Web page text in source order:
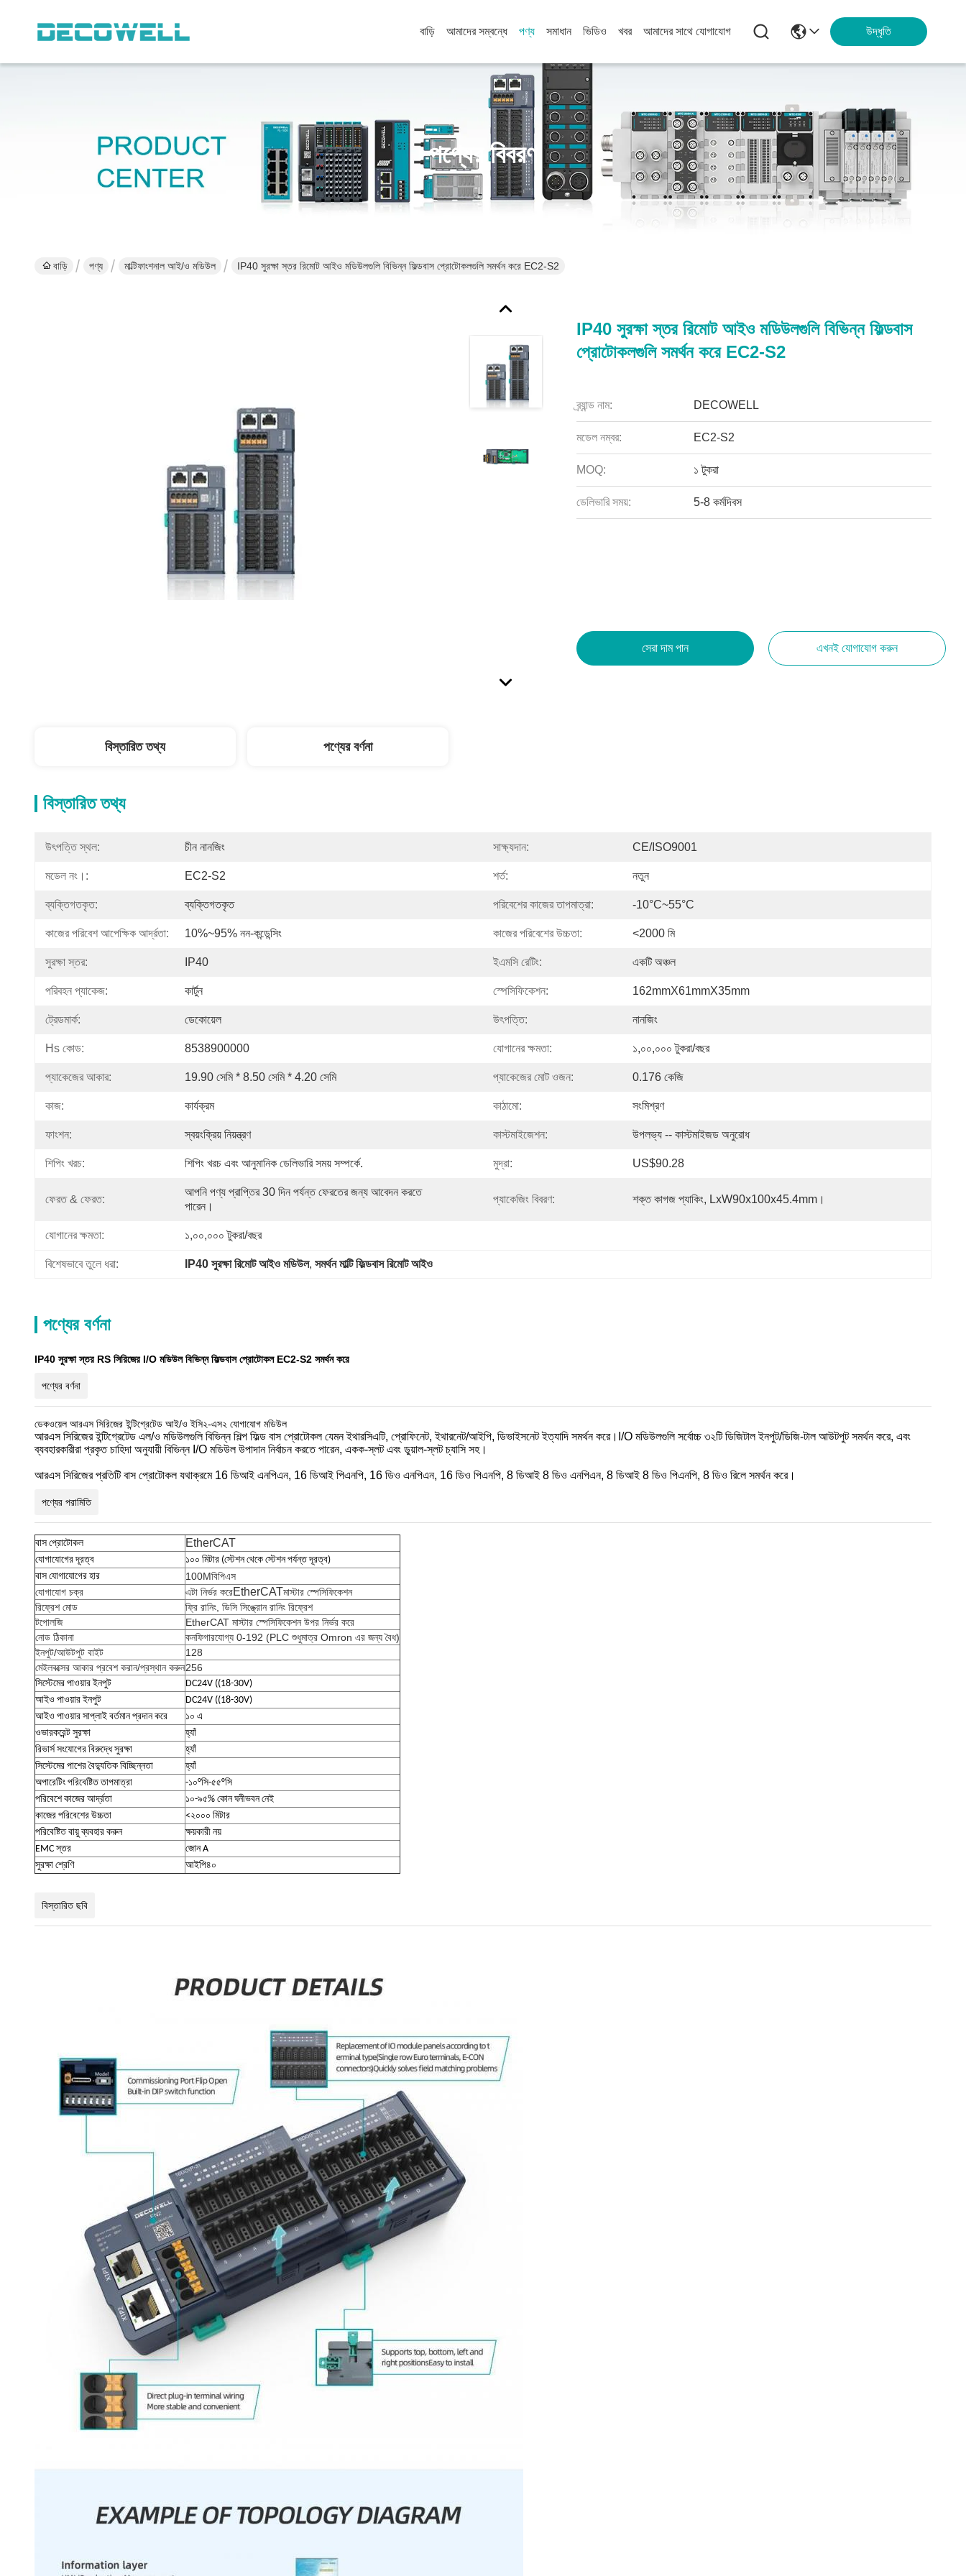
বাড়ি আমাদের সম্বন্ধে পণ্য সমাধান ভিডিও খবর আমাদের সাথে যোগাযোগ উদ্ধৃতি
পণ্যের বিবরণ
বাড়ি পণ্য মাল্টিফাংশনাল আই/ও মডিউল IP40 সুরক্ষা স্তর রিমোট আইও মডিউলগুলি বিভিন্ন ফিল্ডবাস প্রোটোকলগুলি সমর্থন করে EC2-S2
IP40 সুরক্ষা স্তর রিমোট আইও মডিউলগুলি বিভিন্ন ফিল্ডবাস
প্রোটোকলগুলি সমর্থন করে EC2-S2
ব্র্যান্ড নাম: DECOWELL
মডেল নম্বর: EC2-S2
MOQ: ১ টুকরা
ডেলিভারি সময়: 5-8 কর্মদিবস
সেরা দাম পান এখনই যোগাযোগ করুন
বিস্তারিত তথ্য পণ্যের বর্ণনা
বিস্তারিত তথ্য
উৎপত্তি স্থল: চীন নানজিং সাক্ষ্যদান: CE/ISO9001
মডেল নং।: EC2-S2 শর্ত: নতুন
ব্যক্তিগতকৃত: ব্যক্তিগতকৃত পরিবেশের কাজের তাপমাত্রা: -10°C~55°C
কাজের পরিবেশ আপেক্ষিক আর্দ্রতা: 10%~95% নন-কন্ডেন্সিং কাজের পরিবেশের উচ্চতা: <2000 মি
সুরক্ষা স্তর: IP40 ইএমসি রেটিং: একটি অঞ্চল
পরিবহন প্যাকেজ: কার্টুন স্পেসিফিকেশন: 162mmX61mmX35mm
ট্রেডমার্ক: ডেকোয়েল উৎপত্তি: নানজিং
Hs কোড: 8538900000 যোগানের ক্ষমতা: ১,০০,০০০ টুকরা/বছর
প্যাকেজের আকার: 19.90 সেমি * 8.50 সেমি * 4.20 সেমি প্যাকেজের মোট ওজন: 0.176 কেজি
কাজ: কার্যক্রম কাঠামো: সংমিশ্রণ
ফাংশন: স্বয়ংক্রিয় নিয়ন্ত্রণ কাস্টমাইজেশন: উপলভ্য -- কাস্টমাইজড অনুরোধ
শিপিং খরচ: শিপিং খরচ এবং আনুমানিক ডেলিভারি সময় সম্পর্কে. মুদ্রা: US$90.28
ফেরত & ফেরত:
আপনি পণ্য প্রাপ্তির 30 দিন পর্যন্ত ফেরতের জন্য আবেদন করতে
পারেন।
প্যাকেজিং বিবরণ: শক্ত কাগজ প্যাকিং, LxW90x100x45.4mm।
যোগানের ক্ষমতা: ১,০০,০০০ টুকরা/বছর
বিশেষভাবে তুলে ধরা: IP40 সুরক্ষা রিমোট আইও মডিউল, সমর্থন মাল্টি ফিল্ডবাস রিমোট আইও
পণ্যের বর্ণনা
IP40 সুরক্ষা স্তর RS সিরিজের I/O মডিউল বিভিন্ন ফিল্ডবাস প্রোটোকল EC2-S2 সমর্থন করে
পণ্যের বর্ণনা
ডেকওয়েল আরএস সিরিজের ইন্টিগ্রেটেড আই/ও ইসি২-এস২ যোগাযোগ মডিউল
আরএস সিরিজের ইন্টিগ্রেটেড এল/ও মডিউলগুলি বিভিন্ন শিল্প ফিল্ড বাস প্রোটোকল যেমন ইথারসিএটি, প্রোফিনেট, ইথারনেট/আইপি, ডিভাইসনেট ইত্যাদি সমর্থন করে।I/O মডিউলগুলি সর্বোচ্চ ৩২টি ডিজিটাল ইনপুট/ডিজি-টাল আউটপুট সমর্থন করে, এবং
ব্যবহারকারীরা প্রকৃত চাহিদা অনুযায়ী বিভিন্ন I/O মডিউল উপাদান নির্বাচন করতে পারেন, একক-স্লট এবং ডুয়াল-স্লট চ্যাসি সহ।
আরএস সিরিজের প্রতিটি বাস প্রোটোকল যথাক্রমে 16 ডিআই এনপিএন, 16 ডিআই পিএনপি, 16 ডিও এনপিএন, 16 ডিও পিএনপি, 8 ডিআই 8 ডিও এনপিএন, 8 ডিআই 8 ডিও পিএনপি, 8 ডিও রিলে সমর্থন করে।
পণ্যের পরামিতি
বাস প্রোটোকল EtherCAT
যোগাযোগের দূরত্ব
১০০ মিটার (স্টেশন থেকে স্টেশন পর্যন্ত দূরত্ব)
বাস যোগাযোগের হার
100Mবিপিএস
যোগাযোগ চক্র
এটা নির্ভর করেEtherCATমাস্টার স্পেসিফিকেশন
রিফ্রেশ মোড
ফ্রি রানিং, ডিসি সিঙ্ক্রোন রানিং রিফ্রেশ
টপোলজি
EtherCAT মাস্টার স্পেসিফিকেশন উপর নির্ভর করে
নোড ঠিকানা
কনফিগারযোগ্য 0-192 (PLC শুধুমাত্র Omron এর জন্য বৈধ)
ইনপুট/আউটপুট বাইট
128
মেইলবক্সের আকার প্রবেশ করান/প্রস্থান করুন256
সিস্টেমের পাওয়ার ইনপুট
DC24V ((18-30V)
আইও পাওয়ার ইনপুট
DC24V ((18-30V)
আইও পাওয়ার সাপ্লাই বর্তমান প্রদান করে
১০ এ
ওভারকরেন্ট সুরক্ষা
হ্যাঁ
রিভার্স সংযোগের বিরুদ্ধে সুরক্ষা
হ্যাঁ
সিস্টেমের পাশের বৈদ্যুতিক বিচ্ছিন্নতা
হ্যাঁ
অপারেটিং পরিবেষ্টিত তাপমাত্রা
-১০°সি-৫৫°সি
পরিবেশে কাজের আর্দ্রতা
১০-৯৫% কোন ঘনীভবন নেই
কাজের পরিবেশের উচ্চতা
<২০০০ মিটার
পরিবেষ্টিত বায়ু ব্যবহার করুন
ক্ষয়কারী নয়
EMC স্তর
জোন A
সুরক্ষা শ্রেণি
আইপি৪০
বিস্তারিত ছবি